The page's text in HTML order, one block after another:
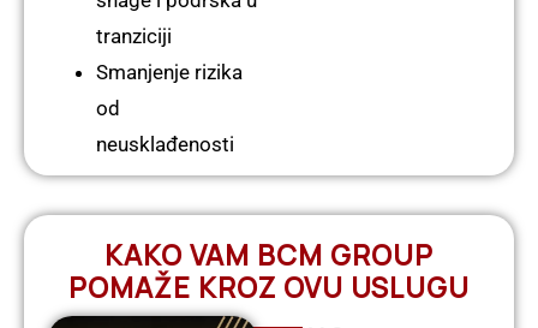
tranziciji
Smanjenje rizika
od
neusklađenosti
KAKO VAM BCM GROUP
POMAŽE KROZ OVU USLUGU